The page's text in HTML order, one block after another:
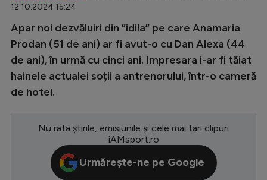
Champions League
Europa League
Conference League
Premier League
LaLiga
Serie A
12.10.2024 15:24
Apar noi dezvăluiri din ”idila” pe care Anamaria
Prodan (51 de ani) ar fi avut-o cu Dan Alexa (44
de ani), în urmă cu cinci ani. Impresara i-ar fi tăiat
hainele actualei soții a antrenorului, într-o cameră
de hotel.
Nu rata știrile, emisiunile și cele mai tari clipuri
iAMsport.ro
Urmărește-ne pe Google